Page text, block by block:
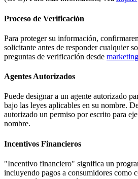
Proceso de Verificación
Para proteger su información,
solicitante antes de responder cualquier
preguntas de verificación desde
Agentes Autorizados
Puede designar a un agente autorizado
bajo las leyes aplicables en su nombre.
autorizado un permiso por escrito para
nombre.
Incentivos Financieros
"Incentivo financiero" significa un
incluyendo pagos a consumidores como